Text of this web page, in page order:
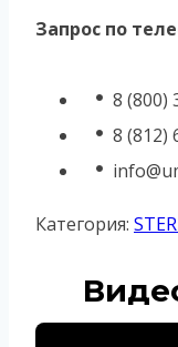
Запрос по
8 (800)
8 (812)
Категория: